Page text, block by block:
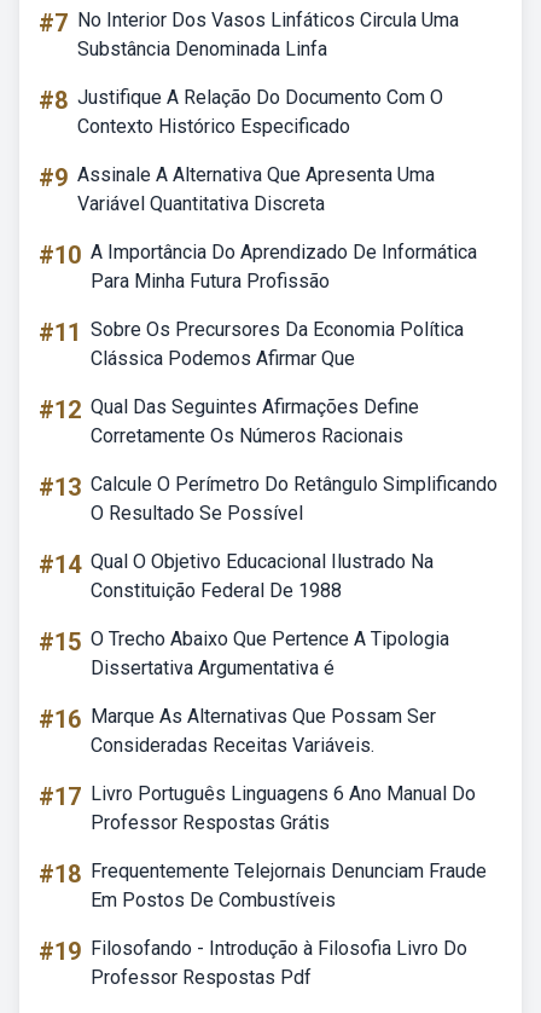
#7 No Interior Dos Vasos Linfáticos Circula Uma
Substância Denominada Linfa
#8 Justifique A Relação Do Documento Com O
Contexto Histórico Especificado
#9 Assinale A Alternativa Que Apresenta Uma
Variável Quantitativa Discreta
#10 A Importância Do Aprendizado De Informática
Para Minha Futura Profissão
#11 Sobre Os Precursores Da Economia Política
Clássica Podemos Afirmar Que
#12 Qual Das Seguintes Afirmações Define
Corretamente Os Números Racionais
#13 Calcule O Perímetro Do Retângulo Simplificando
O Resultado Se Possível
#14 Qual O Objetivo Educacional Ilustrado Na
Constituição Federal De 1988
#15 O Trecho Abaixo Que Pertence A Tipologia
Dissertativa Argumentativa é
#16 Marque As Alternativas Que Possam Ser
Consideradas Receitas Variáveis.
#17 Livro Português Linguagens 6 Ano Manual Do
Professor Respostas Grátis
#18 Frequentemente Telejornais Denunciam Fraude
Em Postos De Combustíveis
#19 Filosofando - Introdução à Filosofia Livro Do
Professor Respostas Pdf